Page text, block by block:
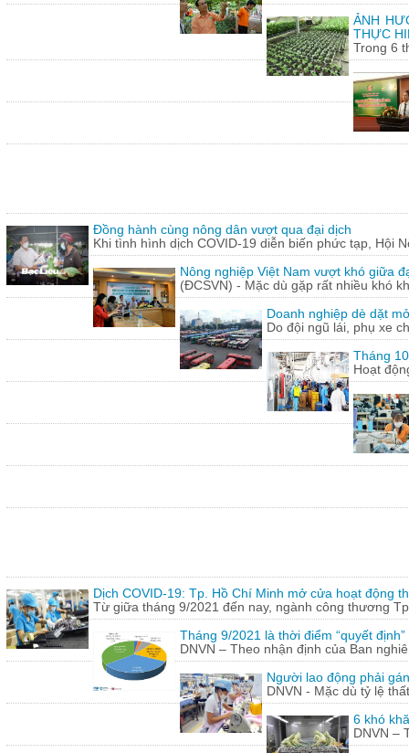
ẢNH
THỰC
Trong 6
Đồng hành cùng nông dân vượt qua đại dịch
Khi tình hình dịch COVID-19 diễn biến phức tạp, Hội
Nông nghiệp Việt Nam vượt khó giữa
(ĐCSVN) - Mặc dù gặp rất nhiều khó
Doanh nghiệp dè dặt
Do đội ngũ lái, phụ xe
Tháng
Hoạt
Dịch COVID-19: Tp. Hồ Chí Minh mở cửa hoạt động
Từ giữa tháng 9/2021 đến nay, ngành công thương
Tháng 9/2021 là thời điểm “quyết
DNVN – Theo nhận định của Ban
Người lao động phải
DNVN - Mặc dù tỷ lệ
6 khó
DNVN –